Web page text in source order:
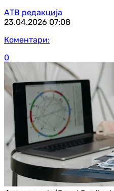
АТВ редакција
23.04.2026 07:08
Коментари:
0